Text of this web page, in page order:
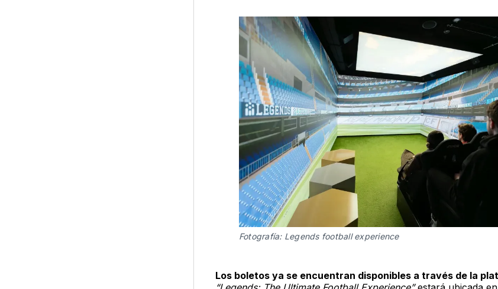
Fotografía: Legends football experience
Los boletos ya se encuentran disponibles a través de la